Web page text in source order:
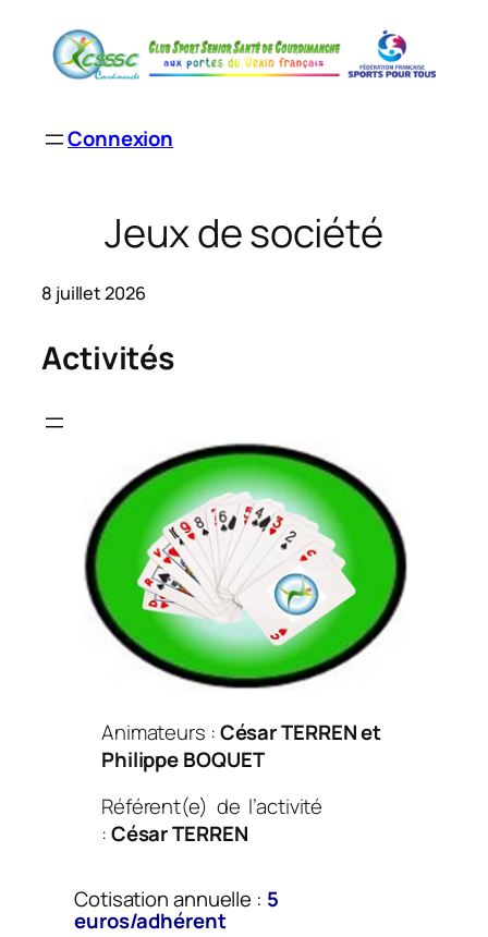
contenu
Connexion
Jeux de société
8 juillet 2026
Activités
Animateurs :César TERREN et
Philippe BOQUET
Référent(e) de l’activité
:César TERREN
Cotisation annuelle : 5
euros/adhérent